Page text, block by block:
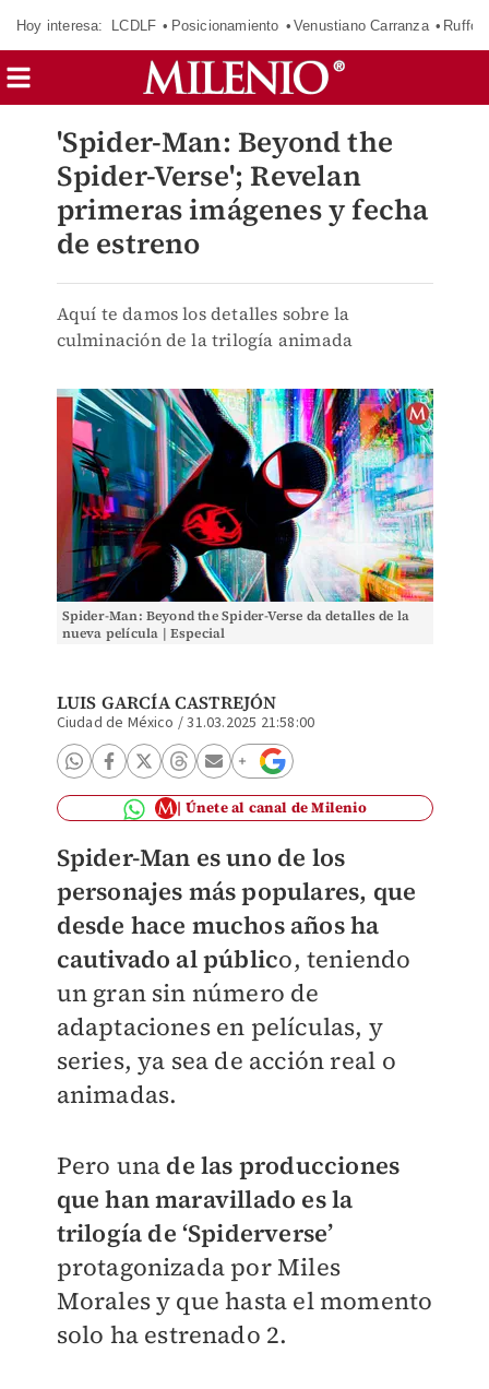
Hoy interesa: LCDLF Posicionamiento Venustiano Carranza Ruffo
'Spider-Man: Beyond the
Spider-Verse'; Revelan
primeras imágenes y fecha
de estreno
Aquí te damos los detalles sobre la
culminación de la trilogía animada
Spider-Man: Beyond the Spider-Verse da detalles de la
nueva película | Especial
LUIS GARCÍA CASTREJÓN
Ciudad de México /31.03.2025 21:58:00
Únete al canal de Milenio
Spider-Man es uno de los
personajes más populares, que
desde hace muchos años ha
cautivado al público, teniendo
un gran sin número de
adaptaciones en películas, y
series, ya sea de acción real o
animadas.
Pero una de las producciones
que han maravillado es la
trilogía de ‘Spiderverse’
protagonizada por Miles
Morales y que hasta el momento
solo ha estrenado 2.